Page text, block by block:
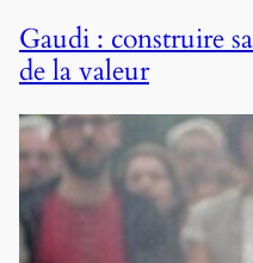
Gaudi : construire
de la valeur